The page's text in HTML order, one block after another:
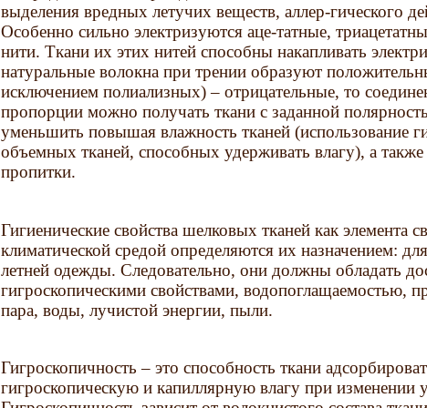
выделения вредных летучих веществ, аллер-гического
Особенно сильно электризуются аце-татные,
нити. Ткани их этих нитей способны накапливать
натуральные волокна при трении образуют
исключением полиализных) – отрицательные, то
пропорции можно получать ткани с заданной
уменьшить повышая влажность тканей (использование
объемных тканей, способных удерживать влагу), а также
пропитки.
Гигиенические свойства шелковых тканей как элемента
климатической средой определяются их назначением:
летней одежды. Следовательно, они должны обладать
гигроскопическими свойствами, водопоглащаемостью,
пара, воды, лучистой энергии, пыли.
Гигроскопичность – это способность ткани
гигроскопическую и капиллярную влагу при изменении